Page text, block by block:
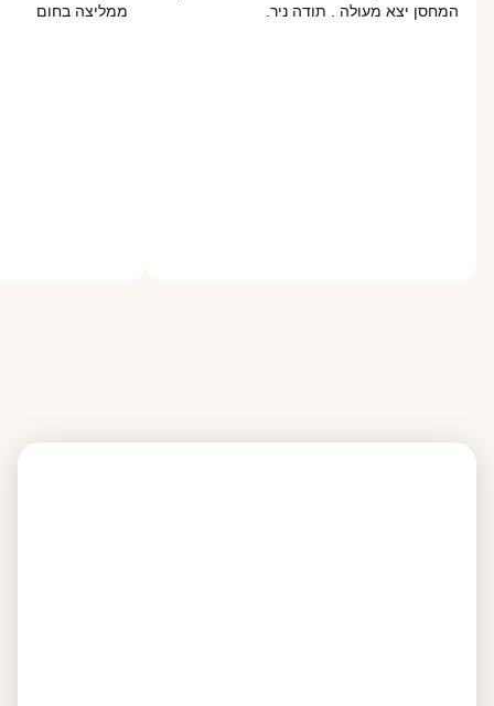
המחסן יצא מעולה . תודה ניר.
ממליצה בחום